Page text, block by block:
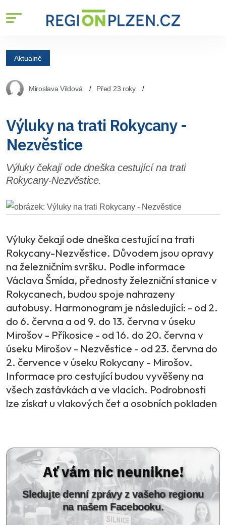
Aktuálně
Miroslava Vildová Před 23 roky
Výluky na trati Rokycany -
Nezvěstice
Výluky čekají ode dneška cestující na trati
Rokycany-Nezvěstice.
Výluky čekají ode dneška cestující na trati
Rokycany-Nezvěstice. Důvodem jsou opravy
na železničním svršku. Podle informace
Václava Šmída, přednosty železniční stanice v
Rokycanech, budou spoje nahrazeny
autobusy. Harmonogram je následující: - od 2.
do 6. června a od 9. do 13. června v úseku
Mirošov - Příkosice - od 16. do 20. června v
úseku Mirošov - Nezvěstice - od 23. června do
2. července v úseku Rokycany - Mirošov.
Informace pro cestující budou vyvěšeny na
všech zastávkách a ve vlacích. Podrobnosti
lze získat u vlakových čet a osobních pokladen
Ať vám nic neunikne!
Sledujte denní zprávy z vašeho regionu
na našem Facebooku.